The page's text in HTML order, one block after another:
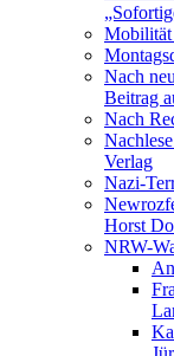
Mobilität
Nach
Beitrag
Nach
Verlag
Nazi-
Horst
NRW-